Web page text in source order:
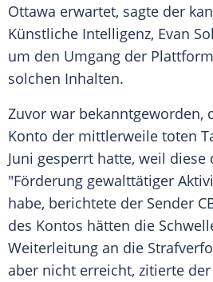
Ottawa erwartet, sagte der
Künstliche Intelligenz, Evan
um den Umgang der
solchen Inhalten.
Zuvor war bekanntgeworden,
Konto der mittlerweile toten
Juni gesperrt hatte, weil diese
"Förderung gewalttätiger
habe, berichtete der Sender
des Kontos hätten die
Weiterleitung an die
aber nicht erreicht, zitierte